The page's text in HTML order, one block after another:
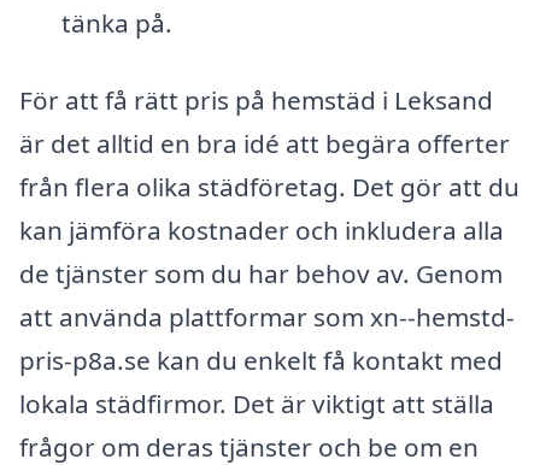
tänka på.
För att få rätt pris på hemstäd i Leksand
är det alltid en bra idé att begära offerter
från flera olika städföretag. Det gör att du
kan jämföra kostnader och inkludera alla
de tjänster som du har behov av. Genom
att använda plattformar som xn--hemstd-
pris-p8a.se kan du enkelt få kontakt med
lokala städfirmor. Det är viktigt att ställa
frågor om deras tjänster och be om en